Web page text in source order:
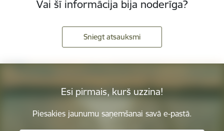
Vai šī informācija bija noderīga?
Sniegt atsauksmi
Esi pirmais, kurš uzzina!
Piesakies jaunumu saņemšanai savā e-pastā.